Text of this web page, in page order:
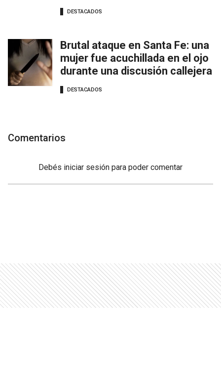
DESTACADOS
Brutal ataque en Santa Fe: una
mujer fue acuchillada en el ojo
durante una discusión callejera
DESTACADOS
Comentarios
Debés iniciar sesión para poder comentar